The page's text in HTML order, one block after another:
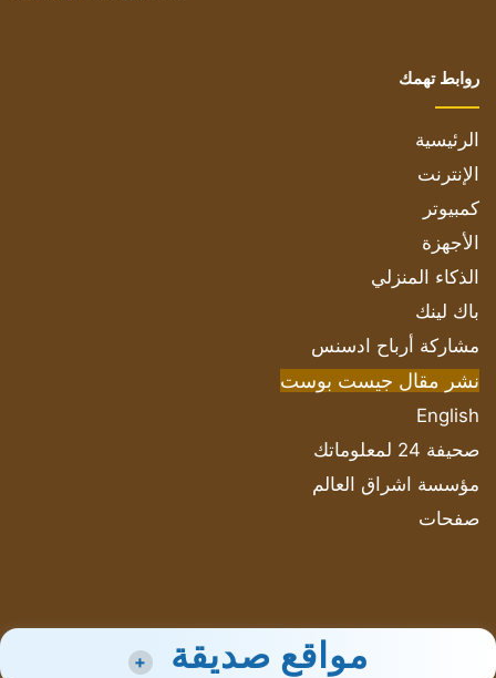
روابط تهمك
الرئيسية
الإنترنت
كمبيوتر
الأجهزة
الذكاء المنزلي
باك لينك
مشاركة أرباح ادسنس
نشر مقال جيست بوست
English
صحيفة 24 لمعلوماتك
مؤسسة اشراق العالم
صفحات
مواقع صديقة +